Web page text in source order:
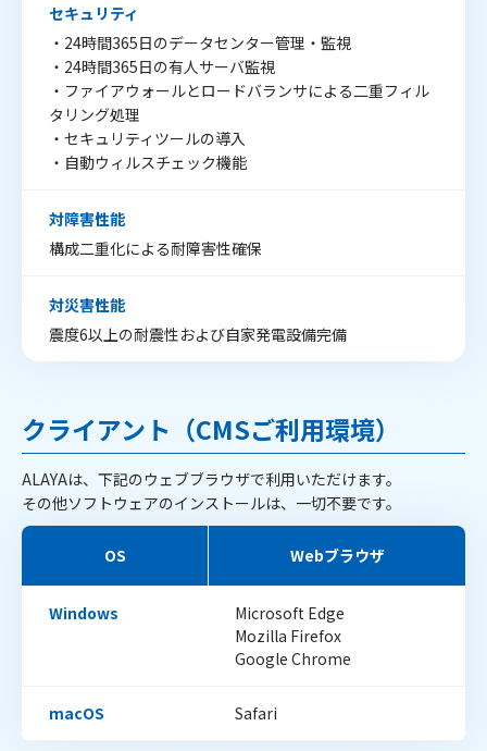
セキュリティ
・24時間365日のデータセンター管理・監視
・24時間365日の有人サーバ監視
・ファイアウォールとロードバランサによる二重フィル
タリング処理
・セキュリティツールの導入
・自動ウィルスチェック機能
対障害性能
構成二重化による耐障害性確保
対災害性能
震度6以上の耐震性および自家発電設備完備
クライアント（CMSご利用環境）
ALAYAは、下記のウェブブラウザで利用いただけます。
その他ソフトウェアのインストールは、一切不要です。
OS Webブラウザ
Windows
Microsoft Edge
Mozilla Firefox
Google Chrome
macOS Safari